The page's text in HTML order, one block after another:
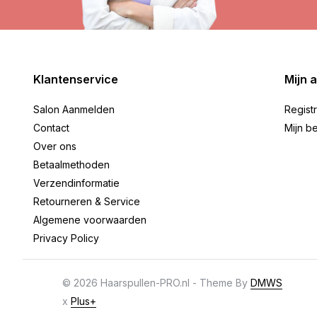
Klantenservice
Salon Aanmelden
Contact
Over ons
Betaalmethoden
Verzendinformatie
Retourneren & Service
Algemene voorwaarden
Privacy Policy
Mijn
Mijn
© 2026 Haarspullen-PRO.nl - Theme ByDMWS
xPlus+